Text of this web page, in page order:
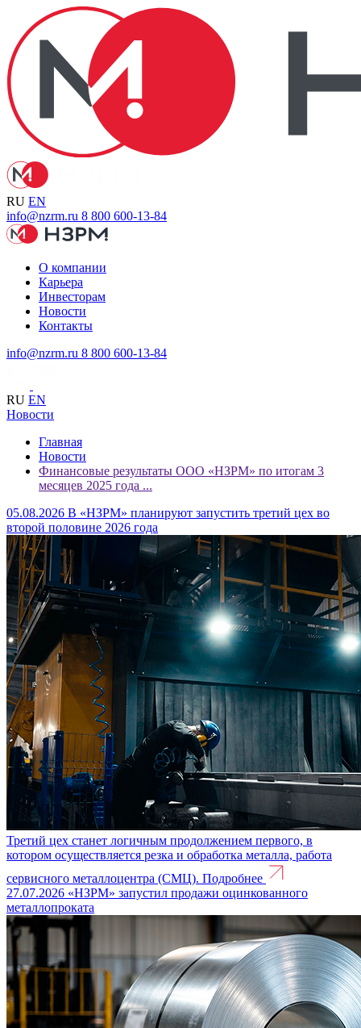
RU EN
info@nzrm.ru 8 800 600-13-84
О компании
Карьера
Инвесторам
Новости
Контакты
info@nzrm.ru 8 800 600-13-84
RU EN
Новости
Главная
Новости
Финансовые результаты ООО «НЗРМ» по итогам 3
месяцев 2025 года ...
05.08.2026 В «НЗРМ» планируют запустить третий цех во
второй половине 2026 года
Третий цех станет логичным продолжением первого, в
котором осуществляется резка и обработка металла, работа
сервисного металлоцентра (СМЦ). Подробнее
27.07.2026 «НЗРМ» запустил продажи оцинкованного
металлопроката